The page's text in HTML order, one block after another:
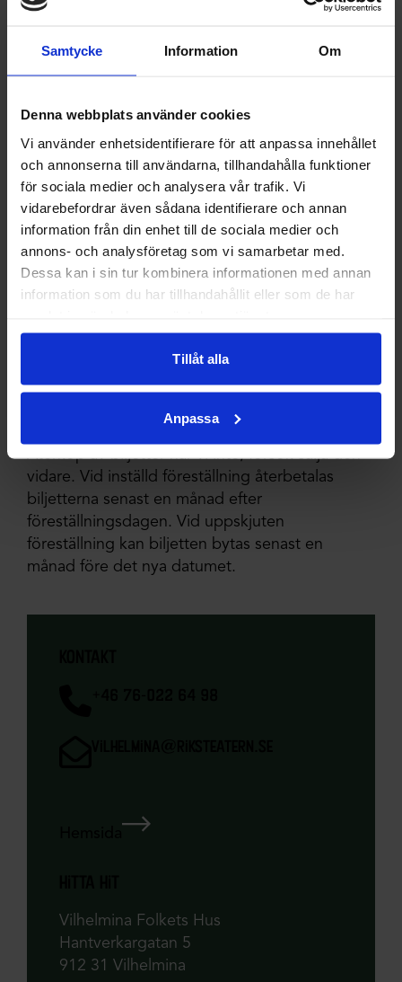
Samtycke Information Om
Denna webbplats använder cookies
Vi använder enhetsidentifierare för att anpassa innehållet
och annonserna till användarna, tillhandahålla funktioner
för sociala medier och analysera vår trafik. Vi
vidarebefordrar även sådana identifierare och annan
information från din enhet till de sociala medier och
annons- och analysföretag som vi samarbetar med.
Dessa kan i sin tur kombinera informationen med annan
information som du har tillhandahållit eller som de har
Tillåt alla
Anpassa
Dan Johansson
producent
om biljetter:
Vi bjuder på julsnittar, glögg och pepparkakor
Ordinarie biljettpriser : 250 kr Scenpass: 200 kr
(för dig som är medlem i Riksteatern)
Fri entré upp till 25 år: Gäller i mån av plats
direkt vid föreställningsstart.
Först till kvarn (betalande publik har företräde).
Riksteatern Vilhelmina
ABF Mitt i Lappland
information om arrangemanget:
Återköp av biljetter har vi inte, försök sälja den
vidare. Vid inställd föreställning återbetalas
biljetterna senast en månad efter
föreställningsdagen. Vid uppskjuten
föreställning kan biljetten bytas senast en
månad före det nya datumet.
Vilhelmina Folkets Hus
Hantverkargatan 5
912 31 Vilhelmina